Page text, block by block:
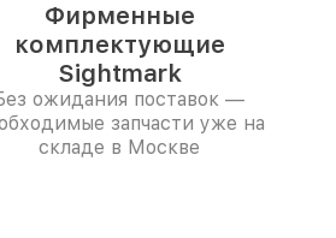
Фирменные
комплектующие
Sightmark
ожидания поставок —
запчасти уже на
складе в Москве